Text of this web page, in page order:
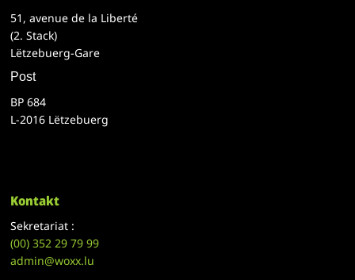
51, avenue de la Liberté
(2. Stack)
Lëtzebuerg-Gare
Post
BP 684
L-2016 Lëtzebuerg
Kontakt
Sekretariat :
(00)352 29 79 99
admin@woxx.lu